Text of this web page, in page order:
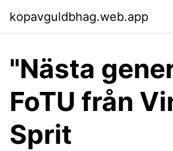
kopavguldbhag.web.app
"Nästa
FoTU från
Sprit